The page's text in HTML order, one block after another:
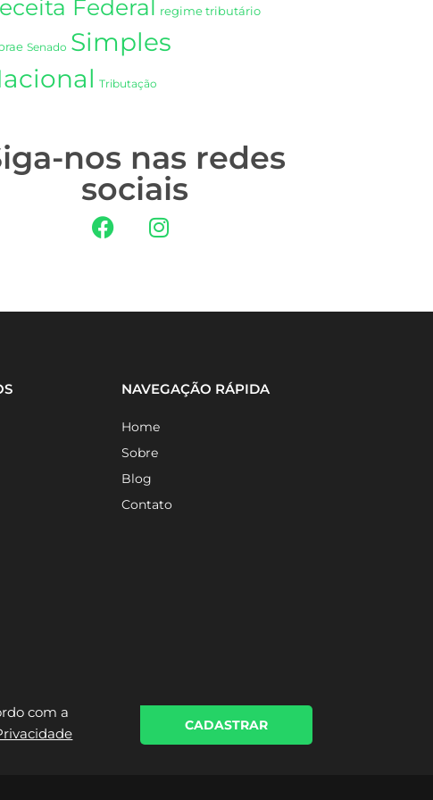
Federal regime tributário
Senado Simples
Tributação
nos nas redes
sociais
NAVEGAÇÃO RÁPIDA
Home
Sobre
Blog
Contato
com a
CADASTRAR